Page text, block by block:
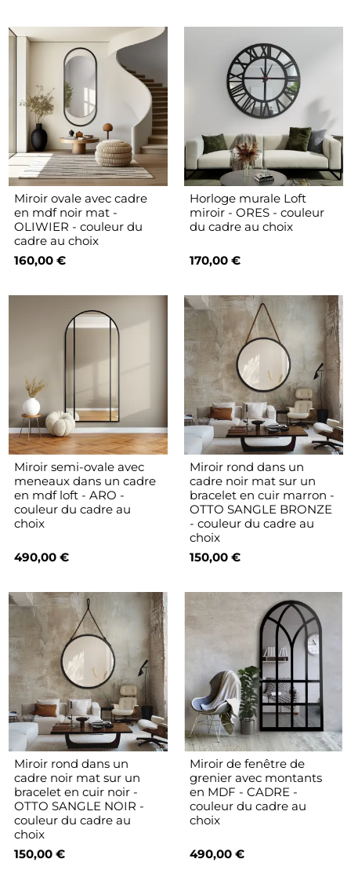
Miroir ovale avec cadre
en mdf noir mat -
OLIWIER - couleur du
cadre au choix
160,00 €
Horloge murale Loft
miroir - ORES - couleur
du cadre au choix
170,00 €
Miroir semi-ovale avec
meneaux dans un cadre
en mdf loft - ARO -
couleur du cadre au
choix
490,00 €
Miroir rond dans un
cadre noir mat sur un
bracelet en cuir marron -
OTTO SANGLE BRONZE
- couleur du cadre au
choix
150,00 €
Miroir rond dans un
cadre noir mat sur un
bracelet en cuir noir -
OTTO SANGLE NOIR -
couleur du cadre au
choix
150,00 €
Miroir de fenêtre de
grenier avec montants
en MDF - CADRE -
couleur du cadre au
choix
490,00 €